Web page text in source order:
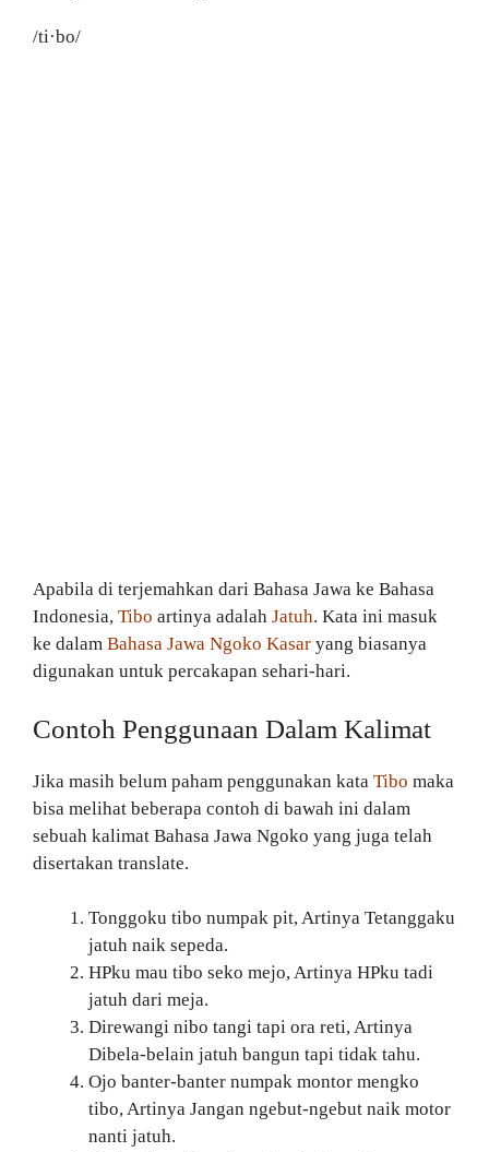
/ti·bo/
Apabila di terjemahkan dari Bahasa Jawa ke Bahasa
Indonesia, Tibo artinya adalah Jatuh. Kata ini masuk
ke dalam Bahasa Jawa Ngoko Kasar yang biasanya
digunakan untuk percakapan sehari-hari.
Contoh Penggunaan Dalam Kalimat
Jika masih belum paham penggunakan kata Tibo maka
bisa melihat beberapa contoh di bawah ini dalam
sebuah kalimat Bahasa Jawa Ngoko yang juga telah
disertakan translate.
Tonggoku tibo numpak pit, Artinya Tetanggaku
jatuh naik sepeda.
HPku mau tibo seko mejo, Artinya HPku tadi
jatuh dari meja.
Direwangi nibo tangi tapi ora reti, Artinya
Dibela-belain jatuh bangun tapi tidak tahu.
Ojo banter-banter numpak montor mengko
tibo, Artinya Jangan ngebut-ngebut naik motor
nanti jatuh.